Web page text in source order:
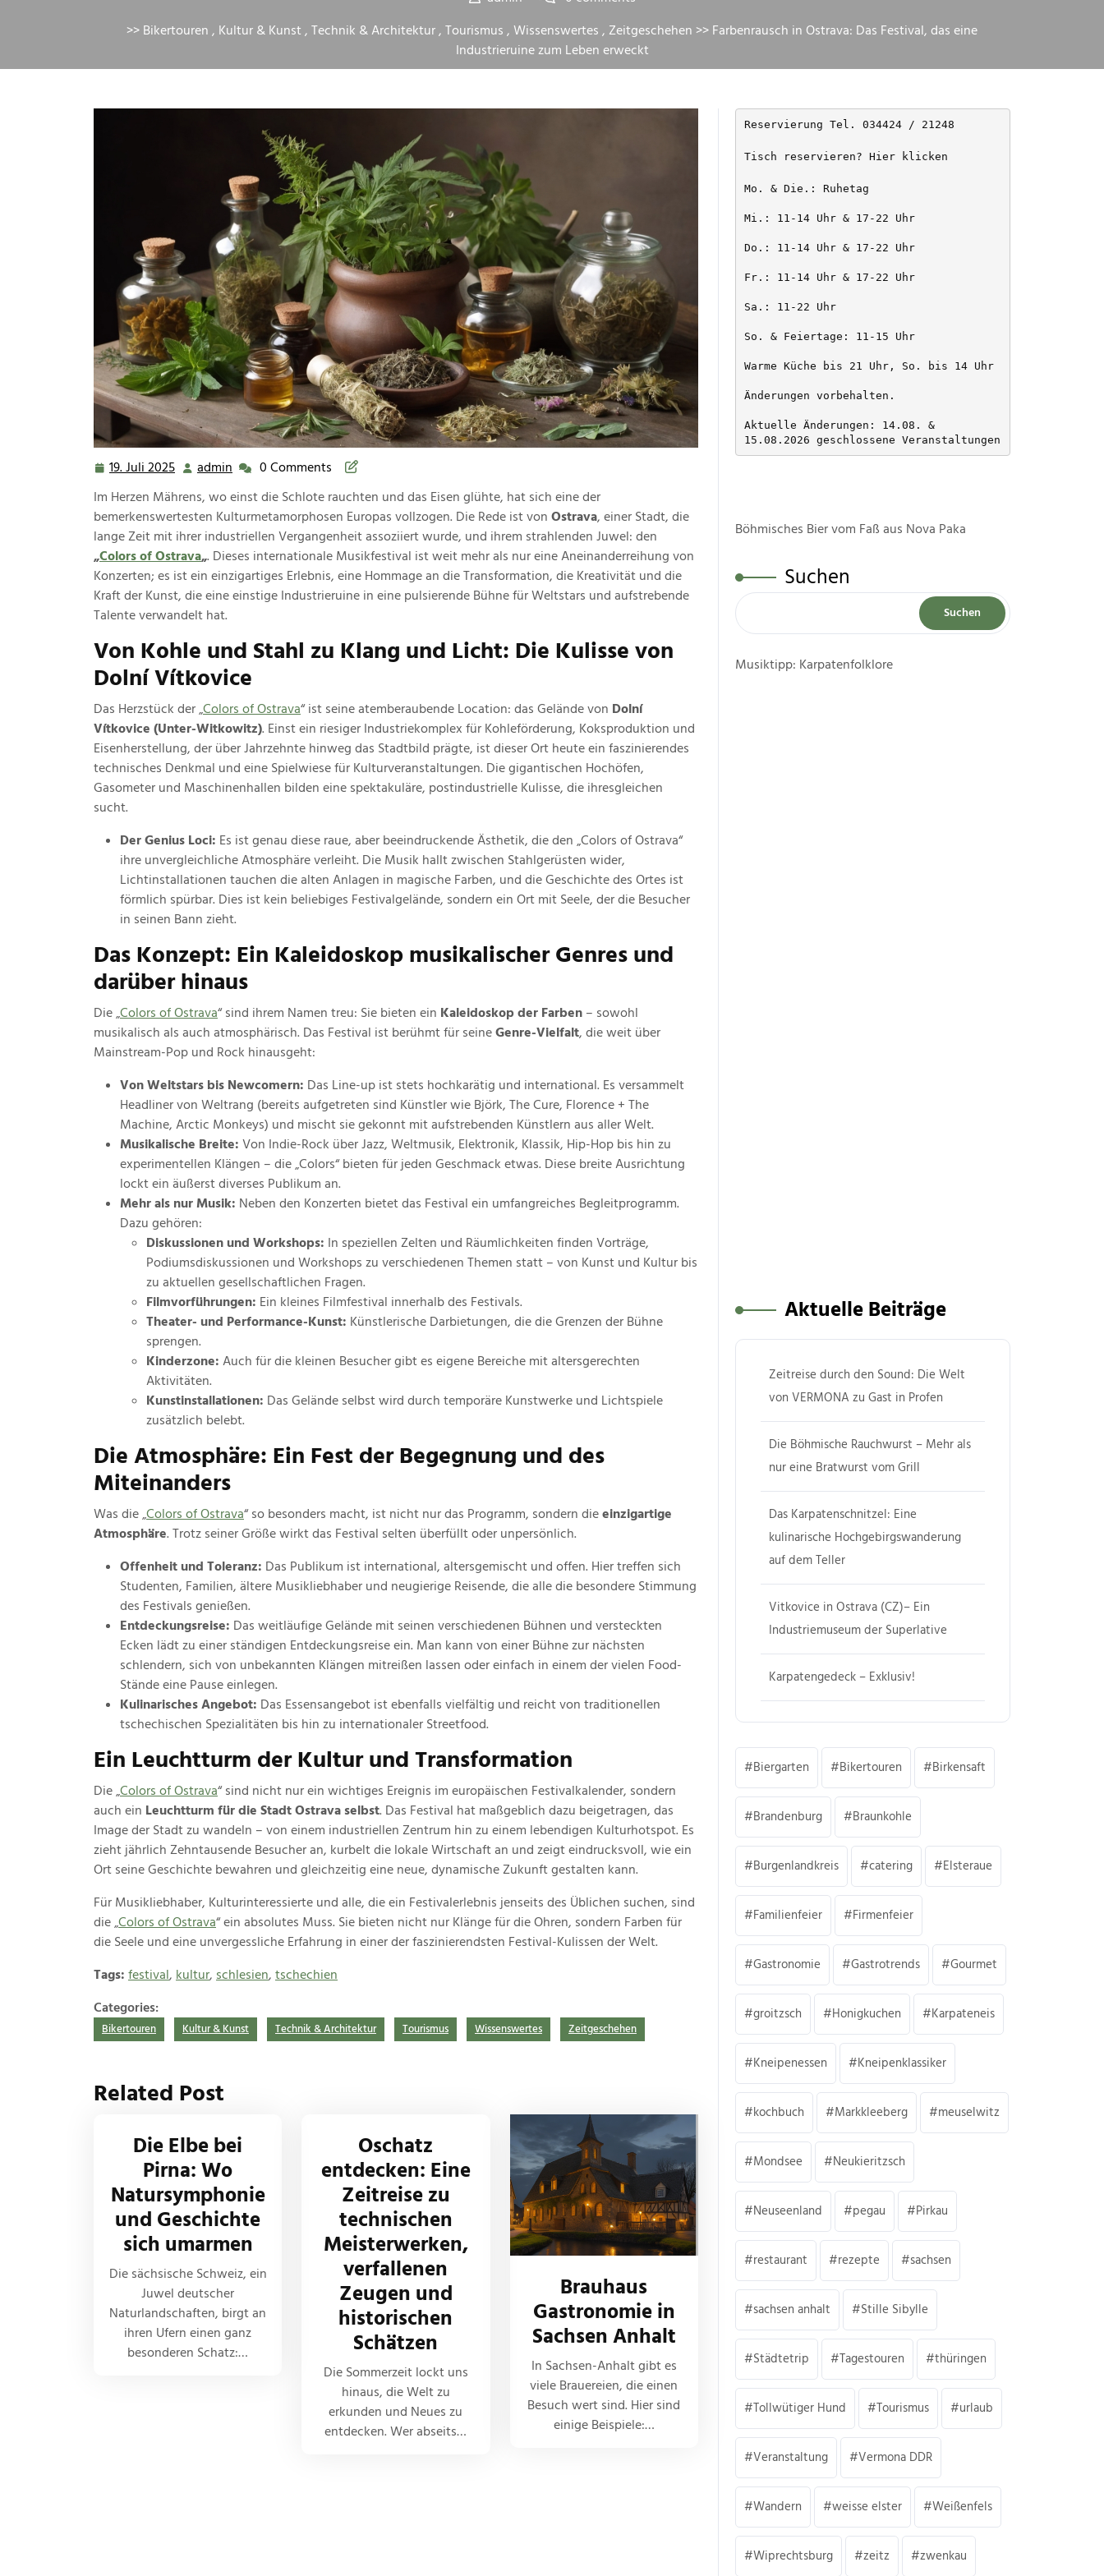
>> Bikertouren , Kultur & Kunst , Technik & Architektur, Tourismus , Wissenswertes , Zeitgeschehen >> Farbenrausch in Ostrava: Das Festival, das eine
Industrieruine zum Leben erweckt
19. Juli 2025 19.
2025
admin admin0 Comments
Im Herzen Mährens, wo einst die Schlote rauchten und das Eisen glühte, hat sich eine der
bemerkenswertesten Kulturmetamorphosen Europas vollzogen. Die Rede ist von Ostrava, einer Stadt, die
lange Zeit mit ihrer industriellen Vergangenheit assoziiert wurde, und ihrem strahlenden Juwel: den
„Colors of Ostrava„. Dieses internationale Musikfestival ist weit mehr als nur eine Aneinanderreihung von
Konzerten; es ist ein einzigartiges Erlebnis, eine Hommage an die Transformation, die Kreativität und die
Kraft der Kunst, die eine einstige Industrieruine in eine pulsierende Bühne für Weltstars und aufstrebende
Talente verwandelt hat.
Von Kohle und Stahl zu Klang und Licht: Die Kulisse von
Dolní Vítkovice
Das Herzstück der „Colors of Ostrava“ ist seine atemberaubende Location: das Gelände von Dolní
Vítkovice (Unter-Witkowitz). Einst ein riesiger Industriekomplex für Kohleförderung, Koksproduktion und
Eisenherstellung, der über Jahrzehnte hinweg das Stadtbild prägte, ist dieser Ort heute ein faszinierendes
technisches Denkmal und eine Spielwiese für Kulturveranstaltungen. Die gigantischen Hochöfen,
Gasometer und Maschinenhallen bilden eine spektakuläre, postindustrielle Kulisse, die ihresgleichen
sucht.
Der Genius Loci: Es ist genau diese raue, aber beeindruckende Ästhetik, die den „Colors of Ostrava“
ihre unvergleichliche Atmosphäre verleiht. Die Musik hallt zwischen Stahlgerüsten wider,
Lichtinstallationen tauchen die alten Anlagen in magische Farben, und die Geschichte des Ortes ist
förmlich spürbar. Dies ist kein beliebiges Festivalgelände, sondern ein Ort mit Seele, der die Besucher
in seinen Bann zieht.
Das Konzept: Ein Kaleidoskop musikalischer Genres und
darüber hinaus
Die „Colors of Ostrava“ sind ihrem Namen treu: Sie bieten ein Kaleidoskop der Farben – sowohl
musikalisch als auch atmosphärisch. Das Festival ist berühmt für seineGenre-Vielfalt, die weit über
Mainstream-Pop und Rock hinausgeht:
Von Weltstars bis Newcomern: Das Line-up ist stets hochkarätig und international. Es versammelt
Headliner von Weltrang (bereits aufgetreten sind Künstler wie Björk, The Cure, Florence + The
Machine, Arctic Monkeys) und mischt sie gekonnt mit aufstrebenden Künstlern aus aller Welt.
Musikalische Breite: Von Indie-Rock über Jazz, Weltmusik, Elektronik, Klassik, Hip-Hop bis hin zu
experimentellen Klängen – die „Colors“ bieten für jeden Geschmack etwas. Diese breite Ausrichtung
lockt ein äußerst diverses Publikum an.
Mehr als nur Musik: Neben den Konzerten bietet das Festival ein umfangreiches Begleitprogramm.
Dazu gehören:
Diskussionen und Workshops: In speziellen Zelten und Räumlichkeiten finden Vorträge,
Podiumsdiskussionen und Workshops zu verschiedenen Themen statt – von Kunst und Kultur bis
zu aktuellen gesellschaftlichen Fragen.
Filmvorführungen: Ein kleines Filmfestival innerhalb des Festivals.
Theater- und Performance-Kunst: Künstlerische Darbietungen, die die Grenzen der Bühne
sprengen.
Kinderzone: Auch für die kleinen Besucher gibt es eigene Bereiche mit altersgerechten
Aktivitäten.
Kunstinstallationen: Das Gelände selbst wird durch temporäre Kunstwerke und Lichtspiele
zusätzlich belebt.
Die Atmosphäre: Ein Fest der Begegnung und des
Miteinanders
Was die „Colors of Ostrava“ so besonders macht, ist nicht nur das Programm, sondern dieeinzigartige
Atmosphäre. Trotz seiner Größe wirkt das Festival selten überfüllt oder unpersönlich.
Offenheit und Toleranz: Das Publikum ist international, altersgemischt und offen. Hier treffen sich
Studenten, Familien, ältere Musikliebhaber und neugierige Reisende, die alle die besondere Stimmung
des Festivals genießen.
Entdeckungsreise: Das weitläufige Gelände mit seinen verschiedenen Bühnen und versteckten
Ecken lädt zu einer ständigen Entdeckungsreise ein. Man kann von einer Bühne zur nächsten
schlendern, sich von unbekannten Klängen mitreißen lassen oder einfach in einem der vielen Food-
Stände eine Pause einlegen.
Kulinarisches Angebot: Das Essensangebot ist ebenfalls vielfältig und reicht von traditionellen
tschechischen Spezialitäten bis hin zu internationaler Streetfood.
Ein Leuchtturm der Kultur und Transformation
Die „Colors of Ostrava“ sind nicht nur ein wichtiges Ereignis im europäischen Festivalkalender, sondern
auch ein Leuchtturm für die Stadt Ostrava selbst. Das Festival hat maßgeblich dazu beigetragen, das
Image der Stadt zu wandeln – von einem industriellen Zentrum hin zu einem lebendigen Kulturhotspot. Es
zieht jährlich Zehntausende Besucher an, kurbelt die lokale Wirtschaft an und zeigt eindrucksvoll, wie ein
Ort seine Geschichte bewahren und gleichzeitig eine neue, dynamische Zukunft gestalten kann.
Für Musikliebhaber, Kulturinteressierte und alle, die ein Festivalerlebnis jenseits des Üblichen suchen, sind
die „Colors of Ostrava“ ein absolutes Muss. Sie bieten nicht nur Klänge für die Ohren, sondern Farben für
die Seele und eine unvergessliche Erfahrung in einer der faszinierendsten Festival-Kulissen der Welt.
Tags: festival, kultur, schlesien, tschechien
Categories:
Bikertouren Kultur & Kunst Technik & Architektur Tourismus Wissenswertes Zeitgeschehen
Related Post
Die Elbe bei
Pirna: Wo
Natursymphonie
und Geschichte
sich umarmen
Die sächsische Schweiz, ein
Juwel deutscher
Naturlandschaften, birgt an
ihren Ufern einen ganz
besonderen Schatz:…
Oschatz
entdecken: Eine
Zeitreise zu
technischen
Meisterwerken,
verfallenen
Zeugen und
historischen
Schätzen
Die Sommerzeit lockt uns
hinaus, die Welt zu
erkunden und Neues zu
entdecken. Wer abseits…
Brauhaus
Gastronomie in
Sachsen Anhalt
In Sachsen-Anhalt gibt es
viele Brauereien, die einen
Besuch wert sind. Hier sind
einige Beispiele:…
Reservierung Tel. 034424 / 21248
Tisch reservieren? Hier klicken
Mo. & Die.: Ruhetag
Mi.: 11-14 Uhr & 17-22 Uhr
Do.: 11-14 Uhr & 17-22 Uhr
Fr.: 11-14 Uhr & 17-22 Uhr
Sa.: 11-22 Uhr
So. & Feiertage: 11-15 Uhr
Warme Küche bis 21 Uhr, So. bis 14 Uhr
Änderungen vorbehalten.
Aktuelle Änderungen: 14.08. &
15.08.2026 geschlossene Veranstaltungen
Böhmisches Bier vom Faß aus Nova Paka
Suchen
Suchen
Musiktipp: Karpatenfolklore
Aktuelle Beiträge
Zeitreise durch den Sound: Die Welt
von VERMONA zu Gast in Profen
Die Böhmische Rauchwurst – Mehr als
nur eine Bratwurst vom Grill
Das Karpatenschnitzel: Eine
kulinarische Hochgebirgswanderung
auf dem Teller
Vitkovice in Ostrava (CZ)– Ein
Industriemuseum der Superlative
Karpatengedeck – Exklusiv!
Biergarten Bikertouren Birkensaft
Brandenburg Braunkohle
Burgenlandkreis catering Elsteraue
Familienfeier Firmenfeier
Gastronomie Gastrotrends Gourmet
groitzsch Honigkuchen Karpateneis
Kneipenessen Kneipenklassiker
kochbuch Markkleeberg meuselwitz
Mondsee Neukieritzsch
Neuseenland pegau Pirkau
restaurant rezepte sachsen
sachsen anhalt Stille Sibylle
Städtetrip Tagestouren thüringen
Tollwütiger Hund Tourismus urlaub
Veranstaltung Vermona DDR
Wandern weisse elster Weißenfels
Wiprechtsburg zeitz zwenkau